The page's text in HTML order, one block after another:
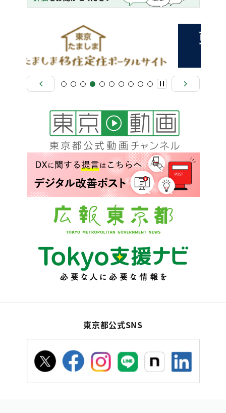
東京都公式SNS